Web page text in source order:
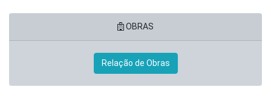
OBRAS
Relação de Obras